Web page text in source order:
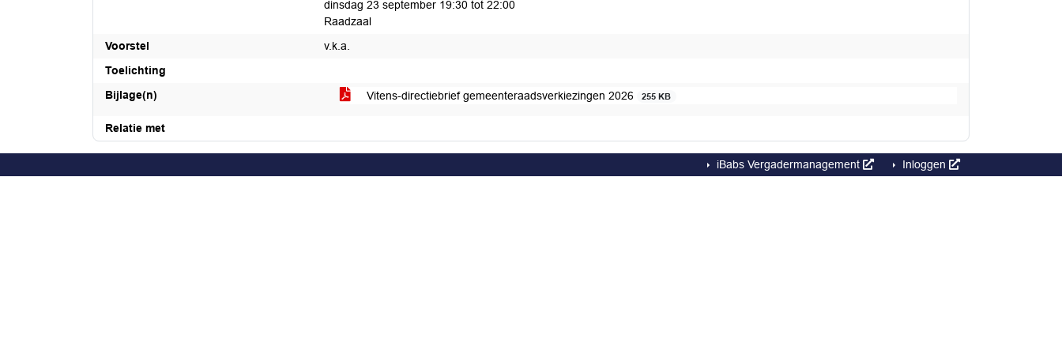
dinsdag 23 september 19:30 tot 22:00
Raadzaal
Voorstel
v.k.a.
Toelichting
Bijlage(n)
Vitens-directiebrief gemeenteraadsverkiezingen 2026 255 KB
Relatie met
iBabs Vergadermanagement Inloggen